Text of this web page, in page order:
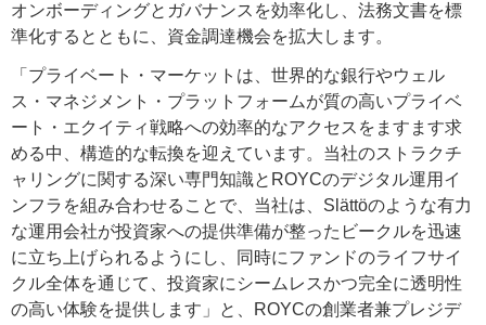
オンボーディングとガバナンスを効率化し、法務文書を標
準化するとともに、資金調達機会を拡大します。
「プライベート・マーケットは、世界的な銀行やウェル
ス・マネジメント・プラットフォームが質の高いプライベ
ート・エクイティ戦略への効率的なアクセスをますます求
める中、構造的な転換を迎えています。当社のストラクチ
ャリングに関する深い専門知識とROYCのデジタル運用イ
ンフラを組み合わせることで、当社は、Slättöのような有力
な運用会社が投資家への提供準備が整ったビークルを迅速
に立ち上げられるようにし、同時にファンドのライフサイ
クル全体を通じて、投資家にシームレスかつ完全に透明性
の高い体験を提供します」と、ROYCの創業者兼プレジデ